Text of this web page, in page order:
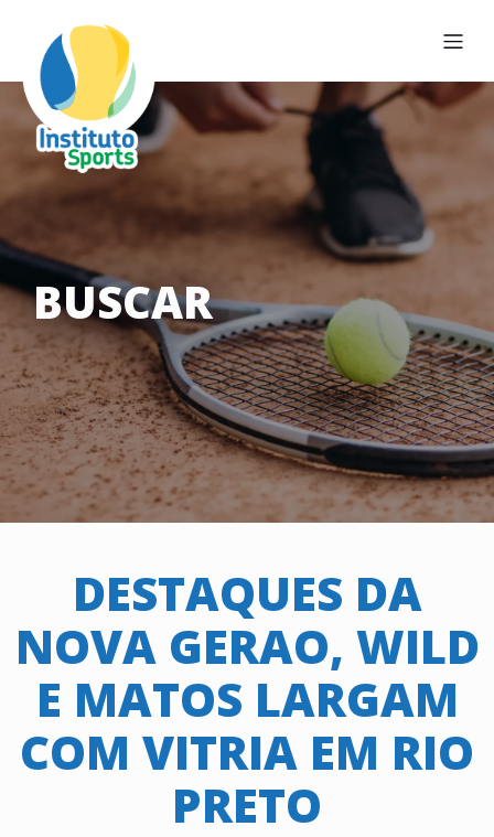
BUSCAR
DESTAQUES DA
NOVA GERAO, WILD
E MATOS LARGAM
COM VITRIA EM RIO
PRETO